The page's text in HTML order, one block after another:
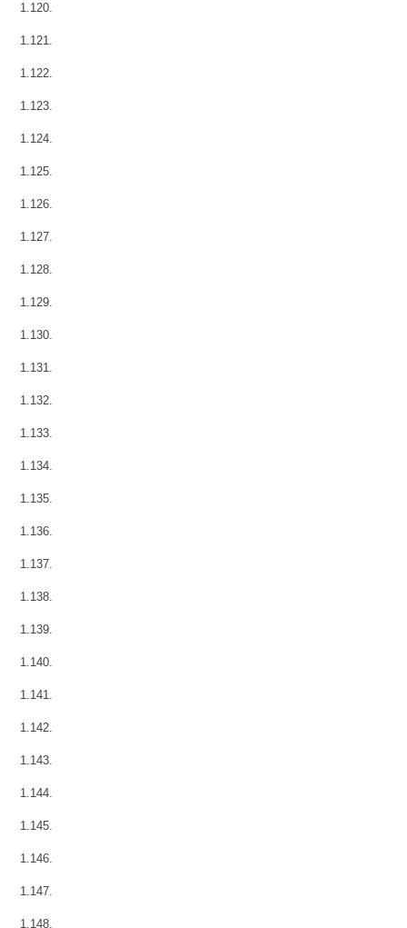
1.120.
1.121.
1.122.
1.123.
1.124.
1.125.
1.126.
1.127.
1.128.
1.129.
1.130.
1.131.
1.132.
1.133.
1.134.
1.135.
1.136.
1.137.
1.138.
1.139.
1.140.
1.141.
1.142.
1.143.
1.144.
1.145.
1.146.
1.147.
1.148.